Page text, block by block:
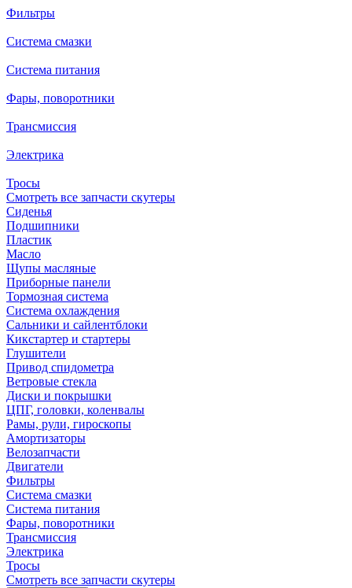
Фильтры
Система смазки
Система питания
Фары, поворотники
Трансмиссия
Электрика
Тросы
Смотреть все запчасти скутеры
Сиденья
Подшипники
Пластик
Масло
Щупы масляные
Приборные панели
Тормозная система
Система охлаждения
Сальники и сайлентблоки
Кикстартер и стартеры
Глушители
Привод спидометра
Ветровые стекла
Диски и покрышки
ЦПГ, головки, коленвалы
Рамы, рули, гироскопы
Амортизаторы
Велозапчасти
Двигатели
Фильтры
Система смазки
Система питания
Фары, поворотники
Трансмиссия
Электрика
Тросы
Смотреть все запчасти скутеры